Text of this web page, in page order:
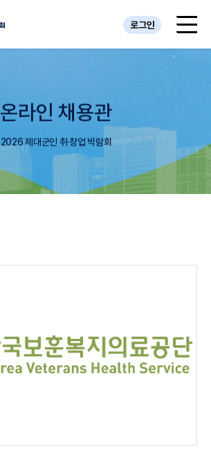
로그인
온라인 채용관
2026 제대군인 취·창업 박람회